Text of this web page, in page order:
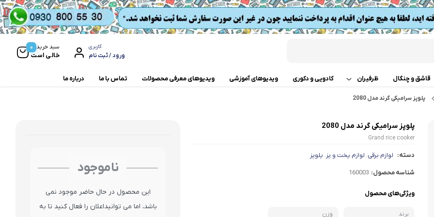
کاربری
ورود / ثبت نام
سبد خرید
خالی است
0
گوشت
قاشق و چنگال ظرفیران
تابه دو دسته
تابه تک دسته
کادویی و دکوری ویدیوهای آموزشی ویدیوهای معرفی محصولات تماس با ما درباره ما
پلوپز سرامیکی گرند مدل 2080
پلوپز سرامیکی گرند مدل 2080
Grand rice cooker
دسته: لوازم برقی، لوازم پخت و پز، پلوپز
شناسه محصول: 160003
ویژگی‌های محصول
برند وزن
ناموجود
این محصول در حال حاضر موجود نمی
باشد، اما می توانیداعلان را فعال کنید تا به